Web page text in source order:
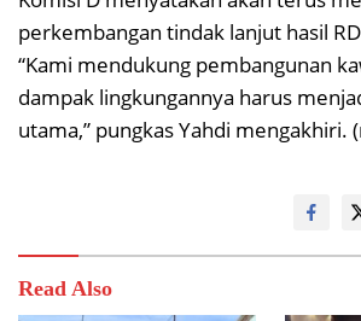
perkembangan tindak lanjut hasil
“Kami mendukung pembangunan
dampak lingkungannya harus
utama,” pungkas Yahdi mengakhiri.
Read Also